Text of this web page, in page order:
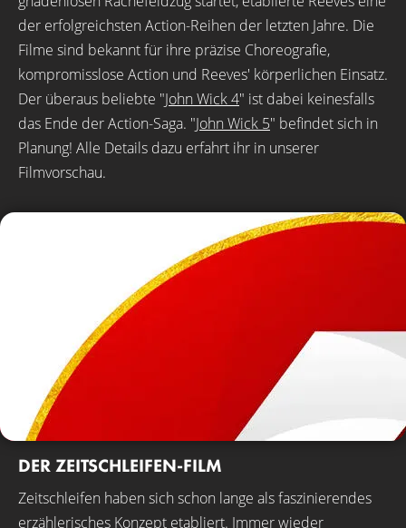
der erfolgreichsten Action-Reihen der letzten Jahre. Die
Filme sind bekannt für ihre präzise Choreografie,
kompromisslose Action und Reeves' körperlichen Einsatz.
Der überaus beliebte "John Wick 4" ist dabei keinesfalls
das Ende der Action-Saga. "John Wick 5" befindet sich in
Planung! Alle Details dazu erfahrt ihr in unserer
Filmvorschau.
DER ZEITSCHLEIFEN-FILM
Zeitschleifen haben sich schon lange als faszinierendes
erzählerisches Konzept etabliert. Immer wieder